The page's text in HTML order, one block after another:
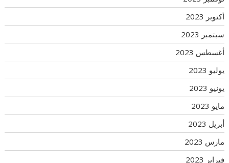
أكتوبر 2023
سبتمبر 2023
أغسطس 2023
يوليو 2023
يونيو 2023
مايو 2023
أبريل 2023
مارس 2023
فبراير 2023